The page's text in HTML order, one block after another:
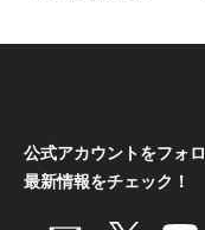
公式アカウントをフォロ
最新情報をチェック！